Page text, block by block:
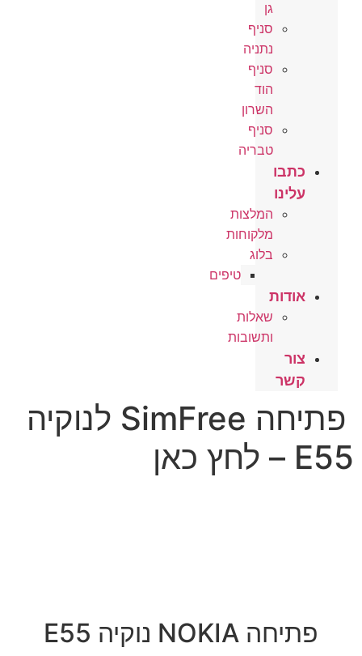
גן
סניף
נתניה
סניף
הוד
השרון
סניף
טבריה
כתבו
עלינו
המלצות
מלקוחות
בלוג
טיפים
אודות
שאלות
ותשובות
צור
קשר
פתיחה SimFree לנוקיה
E55 – לחץ כאן
פתיחה NOKIA נוקיה E55